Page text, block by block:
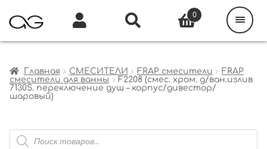
Главная СМЕСИТЕЛИ FRAP смесители
FRAP
смесители для ванны
F2208 (смес. хром. д/ван.излив
7130S. переключение душ – корпус/дивестор/
шаровый)
Поиск
товаров
0